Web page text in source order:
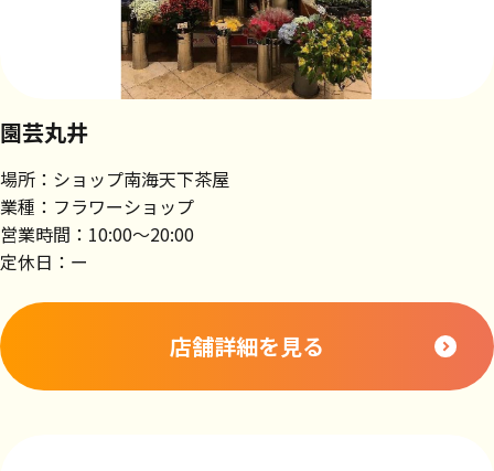
園芸丸井
場所：ショップ南海天下茶屋
業種：フラワーショップ
営業時間：10:00～20:00
定休日：ー
店舗詳細を見る